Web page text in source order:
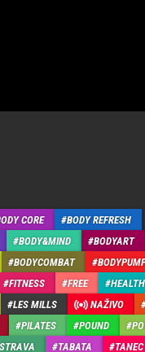
CORE
BODY REFRESH
BODY&MIND
BODYART
BODYCOMBAT
FITNESS FREE
LES MILLS NAŽIVO
PILATES POUND
STRAVA TABATA TANEC